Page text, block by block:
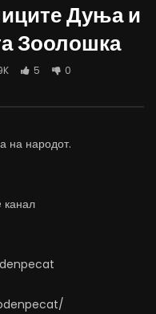
Министерство за
0
483 12
Дуња и
Зоолошка
5 0
на народот.
канал